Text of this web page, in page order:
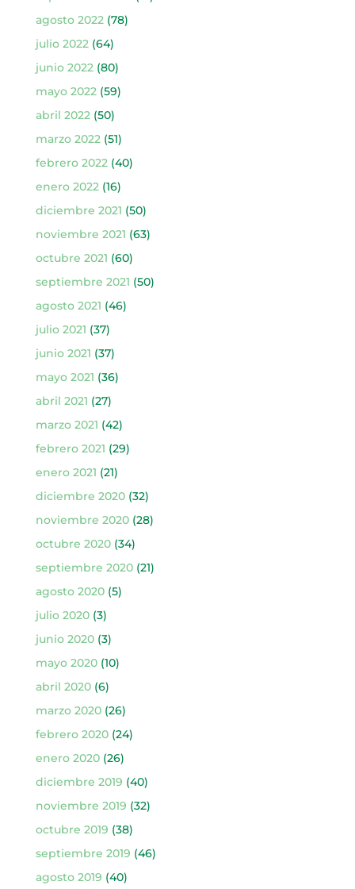
agosto 2022(78)
julio 2022(64)
junio 2022(80)
mayo 2022(59)
abril 2022(50)
marzo 2022(51)
febrero 2022(40)
enero 2022(16)
diciembre 2021 (50)
noviembre 2021 (63)
octubre 2021 (60)
septiembre 2021 (50)
agosto 2021 (46)
julio 2021 (37)
junio 2021 (37)
mayo 2021 (36)
abril 2021 (27)
marzo 2021 (42)
febrero 2021 (29)
enero 2021 (21)
diciembre 2020(32)
noviembre 2020(28)
octubre 2020(34)
septiembre 2020(21)
agosto 2020(5)
julio 2020(3)
junio 2020(3)
mayo 2020(10)
abril 2020(6)
marzo 2020(26)
febrero 2020(24)
enero 2020(26)
diciembre 2019 (40)
noviembre 2019 (32)
octubre 2019 (38)
septiembre 2019 (46)
agosto 2019 (40)